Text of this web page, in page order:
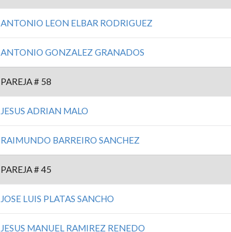
ANTONIO LEON ELBAR RODRIGUEZ
ANTONIO GONZALEZ GRANADOS
PAREJA # 58
JESUS ADRIAN MALO
RAIMUNDO BARREIRO SANCHEZ
PAREJA # 45
JOSE LUIS PLATAS SANCHO
JESUS MANUEL RAMIREZ RENEDO